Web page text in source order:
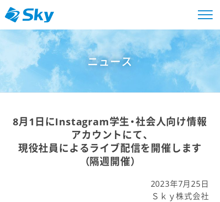
ニュース
8月1日にInstagram学生・社会人向け情報
アカウントにて、
現役社員によるライブ配信を開催します
（隔週開催）
2023年7月25日
Ｓｋｙ株式会社